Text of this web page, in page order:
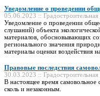
Уведомление о проведении
05.06.2023 :: Градостроительная
Уведомление о проведении
слушаний) объекта
материалов, обосновывающих
регионального значения
материалы оценки воздействия
Правовые последствия
30.03.2023 :: Градостроительная
В настоящее время самовольное
сколь и незаконным.